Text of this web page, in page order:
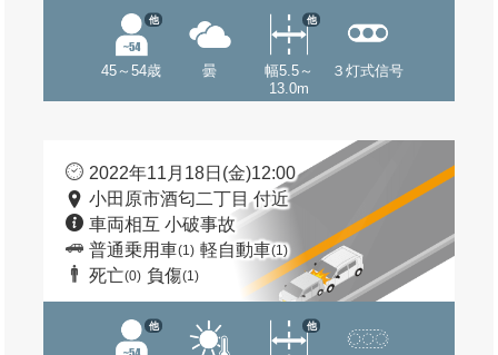
45～54歳
他
曇
幅5.5～
13.0m
他
３灯式信号
2022年11月18日(金)12:00
小田原市酒匂二丁目 付近
車両相互 小破事故
普通乗用車(1) 軽自動車(1)
死亡(0) 負傷(1)
他 他